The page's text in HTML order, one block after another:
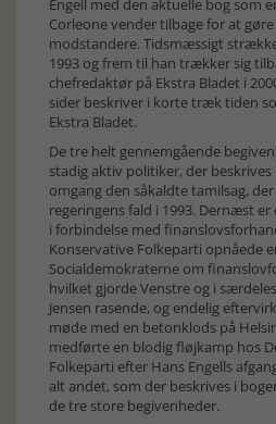
Engell med den aktuelle bog som
Corleone vender tilbage for at
modstandere. Tidsmæssigt
1993 og frem til han trækker sig
chefredaktør på Ekstra Bladet i
sider beskriver i korte træk tiden
Ekstra Bladet.
De tre helt gennemgående
stadig aktiv politiker, der
omgang den såkaldte tamilsag,
regeringens fald i 1993. Dernæst
i forbindelse med
Konservative Folkeparti opnåede
Socialdemokraterne om
hvilket gjorde Venstre og i
Jensen rasende, og endelig
møde med en betonklods på
medførte en blodig fløjkamp hos
Folkeparti efter Hans Engells
alt andet, som der beskrives i
de tre store begivenheder.